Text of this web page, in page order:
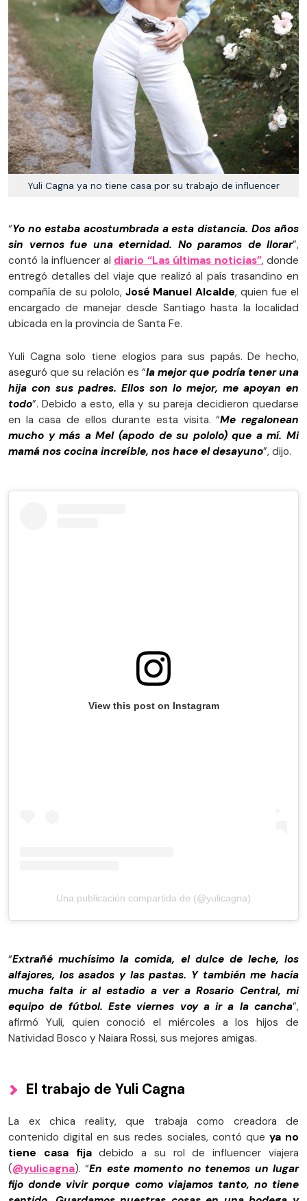
Yuli Cagna ya no tiene casa por su trabajo de influencer
“Yo no estaba acostumbrada a esta distancia. Dos años
sin vernos fue una eternidad. No paramos de llorar”,
contó la influencer al diario “Las últimas noticias”, donde
entregó detalles del viaje que realizó al país trasandino en
compañía de su pololo, José Manuel Alcalde, quien fue el
encargado de manejar desde Santiago hasta la localidad
ubicada en la provincia de Santa Fe.
Yuli Cagna solo tiene elogios para sus papás. De hecho,
aseguró que su relación es “la mejor que podría tener una
hija con sus padres. Ellos son lo mejor, me apoyan en
todo”. Debido a esto, ella y su pareja decidieron quedarse
en la casa de ellos durante esta visita. “Me regalonean
mucho y más a Mel (apodo de su pololo) que a mí. Mi
mamá nos cocina increíble, nos hace el desayuno”, dijo.
View this post on Instagram
Una publicación compartida de (@yulicagna)
“Extrañé muchísimo la comida, el dulce de leche, los
alfajores, los asados y las pastas. Y también me hacía
mucha falta ir al estadio a ver a Rosario Central, mi
equipo de fútbol. Este viernes voy a ir a la cancha”,
afirmó Yuli, quien conoció el miércoles a los hijos de
Natividad Bosco y Naiara Rossi, sus mejores amigas.
El trabajo de Yuli Cagna
La ex chica reality, que trabaja como creadora de
contenido digital en sus redes sociales, contó que ya no
tiene casa fijadebido a su rol de influencer viajera
(@yulicagna). “En este momento no tenemos un lugar
fijo donde vivir porque como viajamos tanto, no tiene